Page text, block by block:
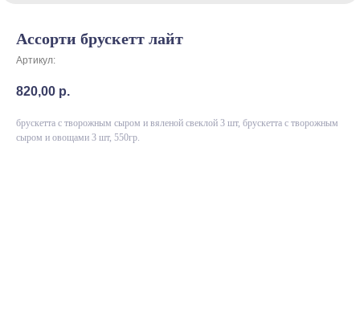
Ассорти брускетт лайт
Артикул:
820,00 р.
брускетта с творожным сыром и вяленой свеклой 3 шт, брускетта с творожным
сыром и овощами 3 шт, 550гр.